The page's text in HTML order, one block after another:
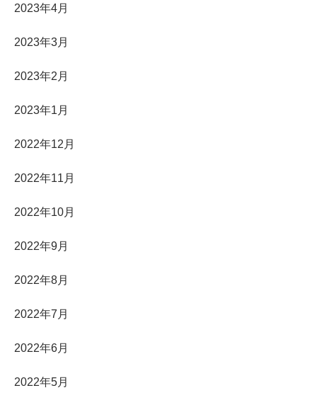
2023年4月
2023年3月
2023年2月
2023年1月
2022年12月
2022年11月
2022年10月
2022年9月
2022年8月
2022年7月
2022年6月
2022年5月